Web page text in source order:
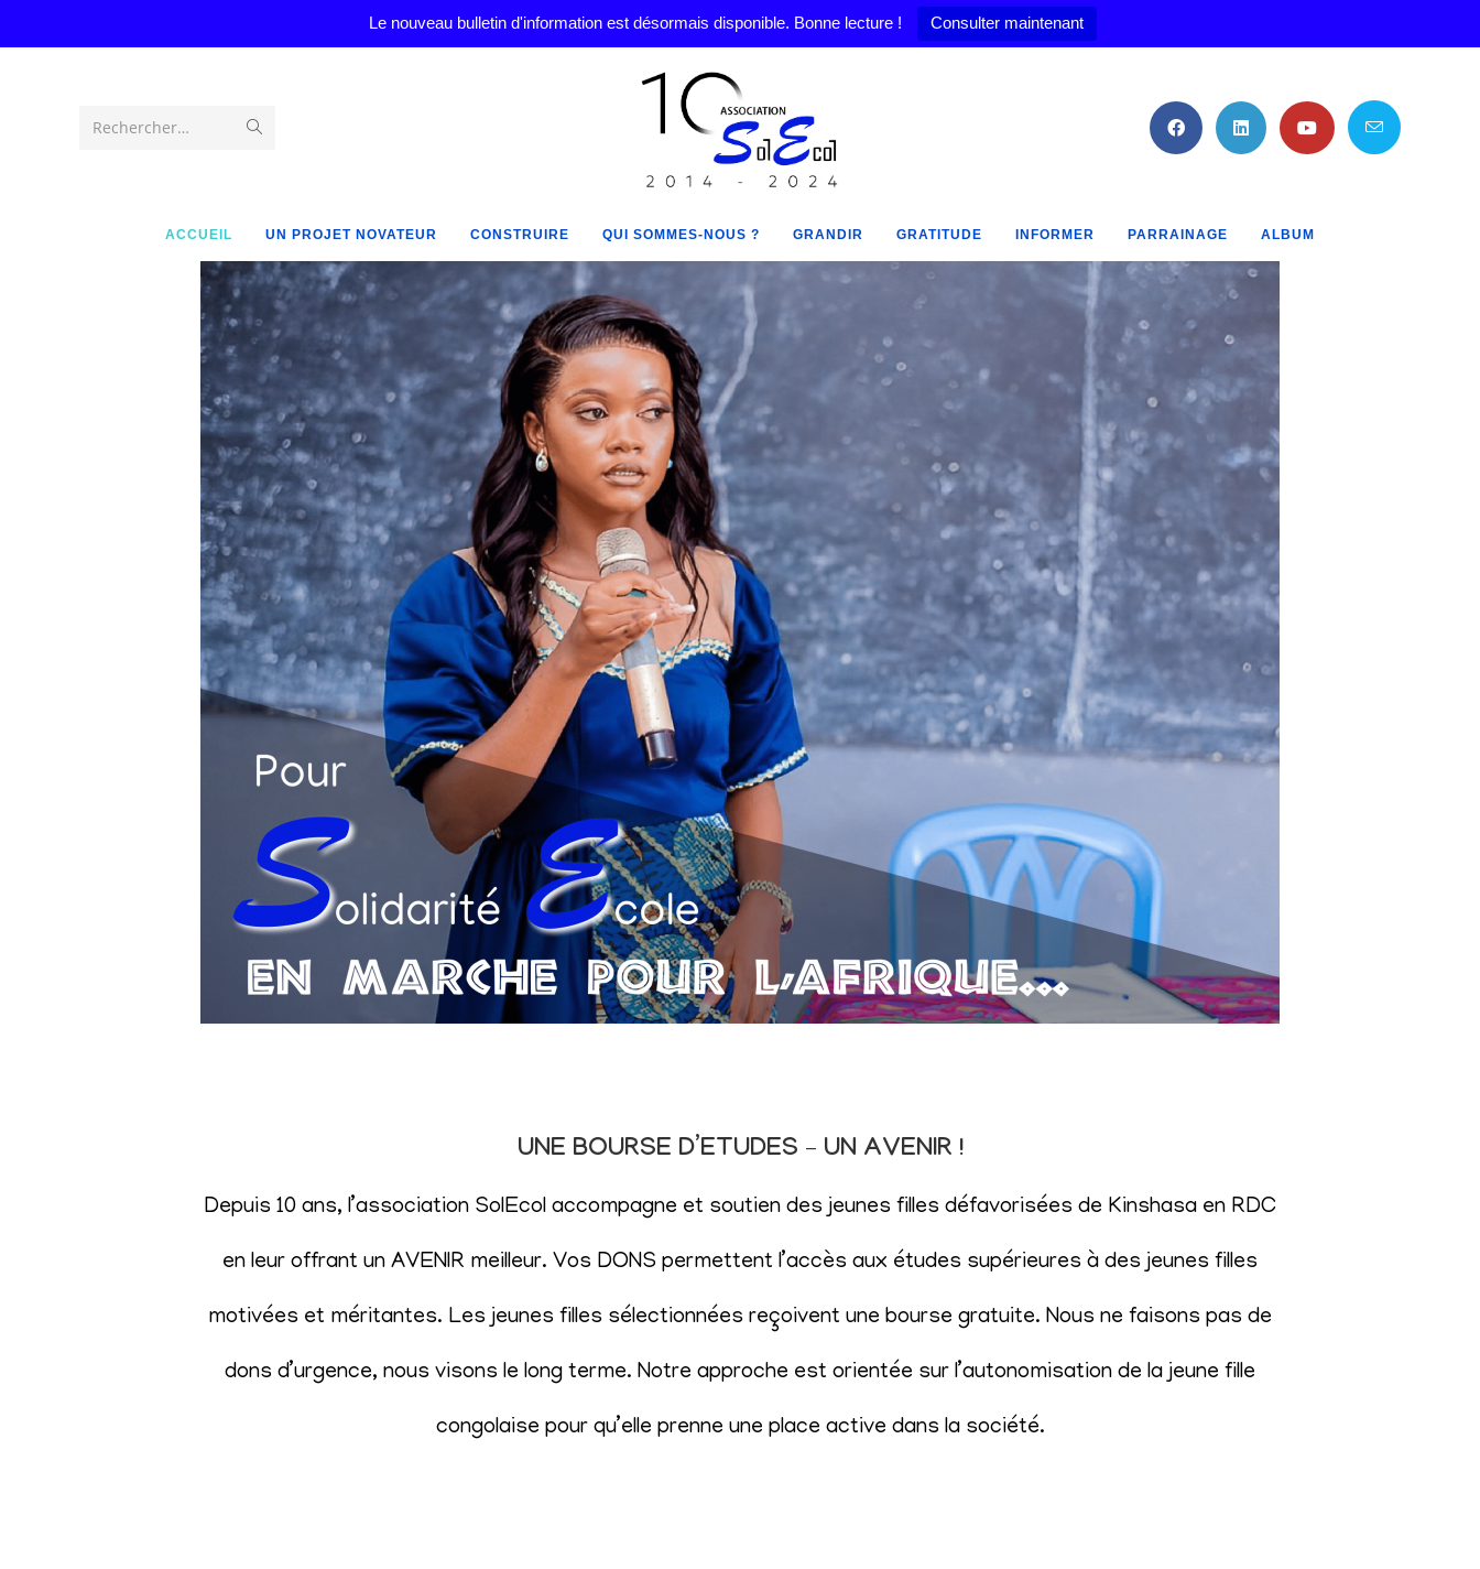
Le nouveau bulletin d'information est désormais disponible. Bonne lecture ! Consulter maintenant
Rechercher…
ACCUEIL UN PROJET NOVATEUR CONSTRUIRE QUI SOMMES-NOUS ? GRANDIR GRATITUDE INFORMER PARRAINAGE ALBUM
UNE BOURSE D’ETUDES – UN AVENIR !
Depuis 10 ans, l’association SolEcol accompagne et soutien des jeunes filles défavorisées de Kinshasa en RDC
en leur offrant un AVENIR meilleur. Vos DONS permettent l’accès aux études supérieures à des jeunes filles
motivées et méritantes. Les jeunes filles sélectionnées reçoivent une bourse gratuite. Nous ne faisons pas de
dons d’urgence, nous visons le long terme. Notre approche est orientée sur l’autonomisation de la jeune fille
congolaise pour qu’elle prenne une place active dans la société.